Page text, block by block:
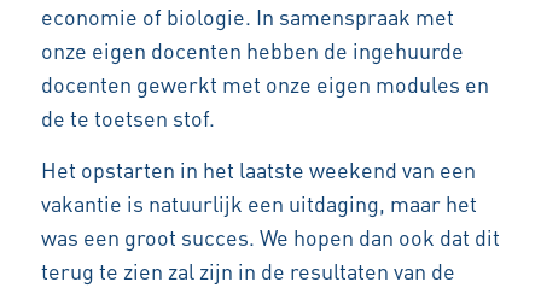
economie of biologie. In samenspraak met
onze eigen docenten hebben de ingehuurde
docenten gewerkt met onze eigen modules en
de te toetsen stof.
Het opstarten in het laatste weekend van een
vakantie is natuurlijk een uitdaging, maar het
was een groot succes. We hopen dan ook dat dit
terug te zien zal zijn in de resultaten van de